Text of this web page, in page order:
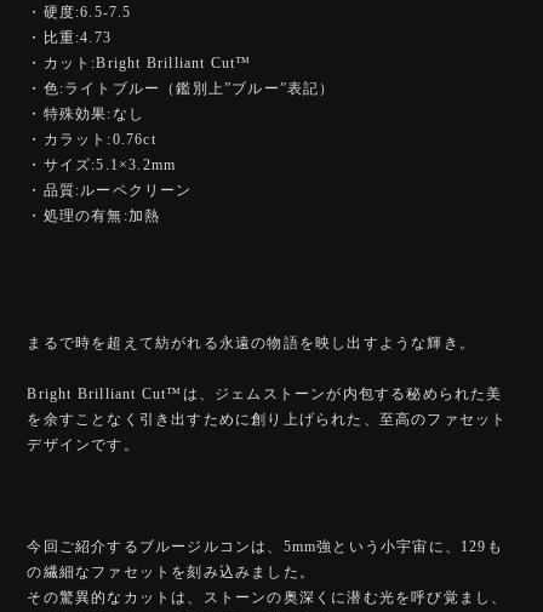
・硬度:6.5-7.5
・比重:4.73
・カット:Bright Brilliant Cut™️
・色:ライトブルー（鑑別上”ブルー”表記）
・特殊効果:なし
・カラット:0.76ct
・サイズ:5.1×3.2mm
・品質:ルーペクリーン
・処理の有無:加熱
まるで時を超えて紡がれる永遠の物語を映し出すような輝き。
Bright Brilliant Cut™️は、ジェムストーンが内包する秘められた美
を余すことなく引き出すために創り上げられた、至高のファセット
デザインです。
今回ご紹介するブルージルコンは、5mm強という小宇宙に、129も
の繊細なファセットを刻み込みました。
その驚異的なカットは、ストーンの奥深くに潜む光を呼び覚まし、